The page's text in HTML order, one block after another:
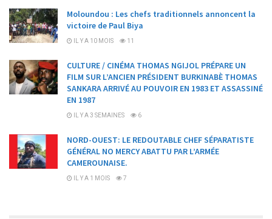
Moloundou : Les chefs traditionnels annoncent la
victoire de Paul Biya
IL Y A 10 MOIS 11
CULTURE / CINÉMA THOMAS NGIJOL PRÉPARE UN
FILM SUR L’ANCIEN PRÉSIDENT BURKINABÈ THOMAS
SANKARA ARRIVÉ AU POUVOIR EN 1983 ET ASSASSINÉ
EN 1987
IL Y A 3 SEMAINES 6
NORD-OUEST: LE REDOUTABLE CHEF SÉPARATISTE
GÉNÉRAL NO MERCY ABATTU PAR L’ARMÉE
CAMEROUNAISE.
IL Y A 1 MOIS 7